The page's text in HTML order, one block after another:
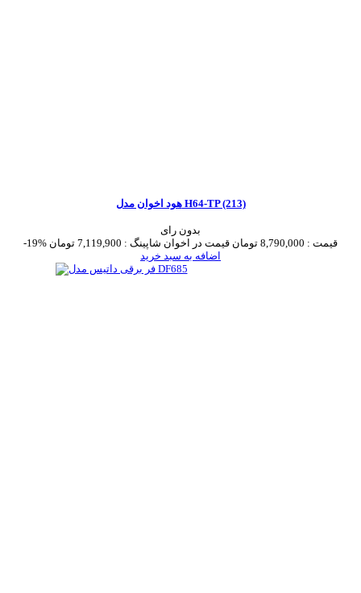
هود اخوان مدل H64-TP (213)
بدون رای
-19%
قیمت : 8,790,000 تومان قیمت در اخوان شاپینگ : 7,119,900 تومان
اضافه به سبد خرید